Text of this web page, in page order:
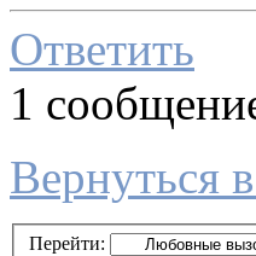
Ответить
1
Вернуться
Перейти: